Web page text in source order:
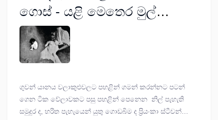
ගොස් - යළි මෙතෙර මුල්
සොයන දරුවෝ
ගුවන් යානය වලාකුළුවලට පහළින් ගමන් කරන්නට පටන්
ගෙන ටික වේලාවකට පසු පහළින් පෙනෙන නිල් පැහැති
සමුදුර ද, හරිත පැහැයෙන් යුතු ගොඩබිම ද ප්‍රියංකා ස්ටීවන්